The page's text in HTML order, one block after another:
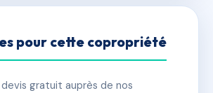
pour cette copropriété
gratuit auprès de nos